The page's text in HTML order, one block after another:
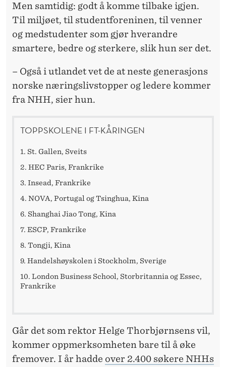
Men samtidig: godt å komme tilbake igjen.
Til miljøet, til studentforeninen, til venner
og medstudenter som gjør hverandre
smartere, bedre og sterkere, slik hun ser det.
– Også i utlandet vet de at neste generasjons
norske næringslivstopper og ledere kommer
fra NHH, sier hun.
TOPPSKOLENE I FT-KÅRINGEN
1. St. Gallen, Sveits
2. HEC Paris, Frankrike
3. Insead, Frankrike
4. NOVA, Portugal og Tsinghua, Kina
6. Shanghai Jiao Tong, Kina
7. ESCP, Frankrike
8. Tongji, Kina
9. Handelshøyskolen i Stockholm, Sverige
10. London Business School, Storbritannia og Essec,
Frankrike
Går det som rektor Helge Thorbjørnsens vil,
kommer oppmerksomheten bare til å øke
fremover. I år hadde over 2.400 søkere NHHs